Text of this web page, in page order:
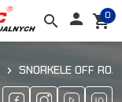
search  shopping_cart
0
SNORKELE OFF